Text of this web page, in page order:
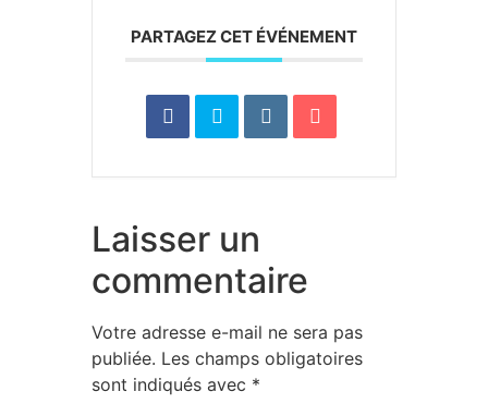
PARTAGEZ CET ÉVÉNEMENT
Laisser un
commentaire
Votre adresse e-mail ne sera pas
publiée. Les champs obligatoires
sont indiqués avec *